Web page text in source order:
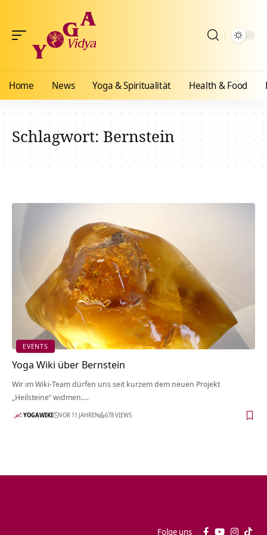
Home News Yoga & Spiritualität Health & Food
Schlagwort:Bernstein
EVENTS
Yoga Wiki über Bernstein
Wir im Wiki-Team dürfen uns seit kurzem dem neuen Projekt
„Heilsteine“ widmen.…
YOGAWIKI VOR 11 JAHREN 678 VIEWS
Folge uns